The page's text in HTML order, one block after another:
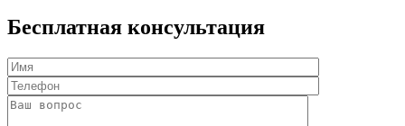
Бесплатная консультация